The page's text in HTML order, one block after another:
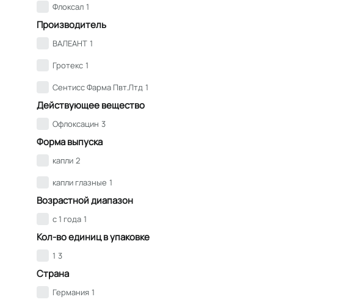
Флоксал 1
Производитель
ВАЛЕАНТ 1
Гротекс 1
Сентисс Фарма Пвт.Лтд 1
Действующее вещество
Офлоксацин 3
Форма выпуска
капли 2
капли глазные 1
Возрастной диапазон
с 1 года 1
Кол-во единиц в упаковке
1 3
Страна
Германия 1